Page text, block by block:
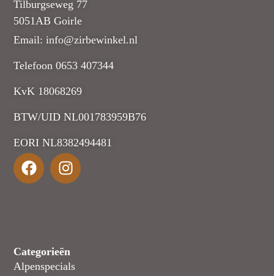
Tilburgseweg 77
5051AB Goirle
Email: info@zirbewinkel.nl
Telefoon 0653 407344
KvK 18068269
BTW/UID NL001783959B76
EORI NL8382494481
Categorieën
Alpenspecials